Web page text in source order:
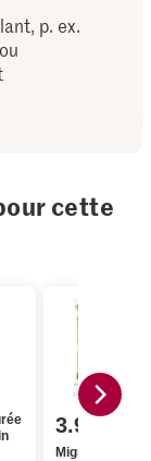
p. ex.
cette
3.95
Migros